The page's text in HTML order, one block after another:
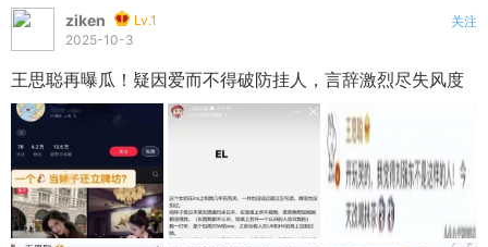
ziken
Lv.1
2025-10-3
关注
王思聪再曝瓜！疑因爱而不得破防挂人，言辞激烈尽失风度